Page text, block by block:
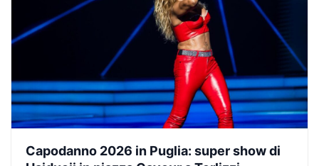
Capodanno 2026 in Puglia: super show di